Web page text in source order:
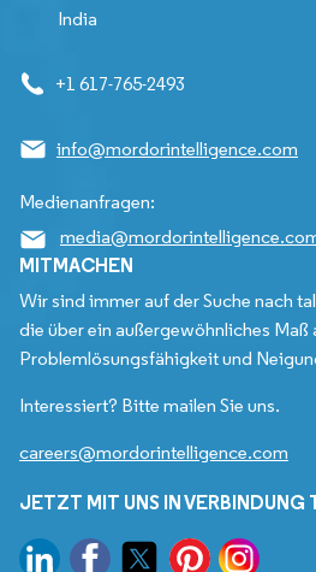
India
+1 617-765-2493
info@mordorintelligence.com
Medienanfragen:
MITMACHEN
Wir sind immer auf der Suche nach
die über ein außergewöhnliches Maß
Problemlösungsfähigkeit und
Interessiert? Bitte mailen Sie uns.
careers@mordorintelligence.com
JETZT MIT UNS IN VERBINDUNG